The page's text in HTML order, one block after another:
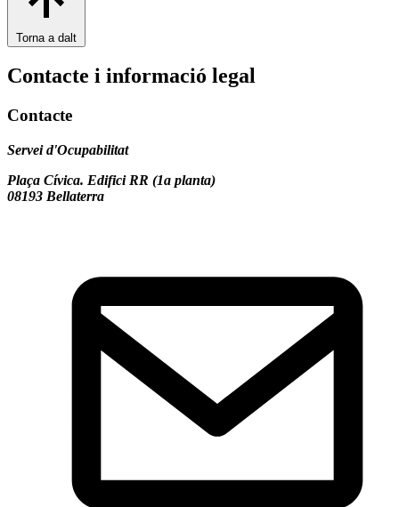
Torna a dalt
Contacte i informació legal
Contacte
Servei d'Ocupabilitat
Plaça Cívica. Edifici RR (1a planta)
08193 Bellaterra